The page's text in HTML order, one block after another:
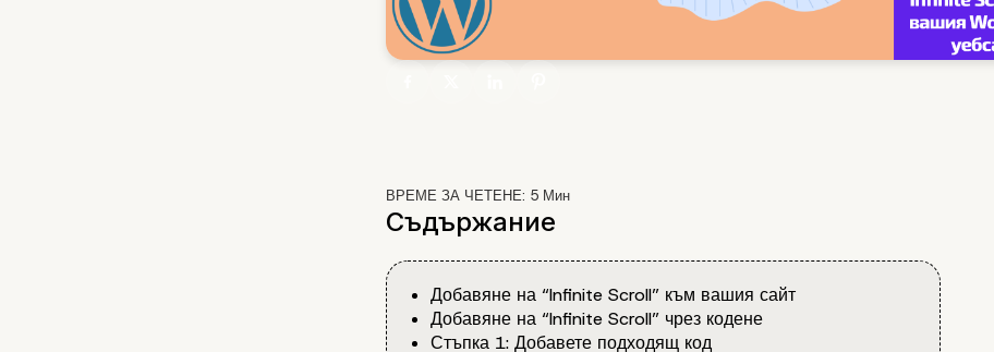
ВРЕМЕ ЗА ЧЕТЕНЕ: 5 Мин
Съдържание
Добавяне на “Infinite Scroll” към вашия сайт
Добавяне на “Infinite Scroll” чрез кодене
Стъпка 1: Добавете подходящ код